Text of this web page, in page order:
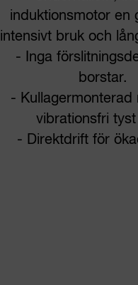
induktionsmotor en
intensivt bruk och
- Inga
borstar.
- Kullagermonterad
vibrationsfri
- Direktdrift för